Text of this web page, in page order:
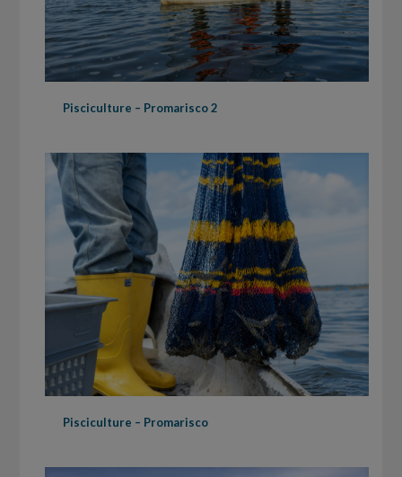
Pisciculture – Promarisco 2
Pisciculture – Promarisco